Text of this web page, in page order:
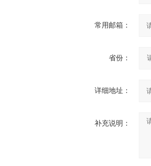
常用邮箱：
省份：
详细地址：
补充说明：